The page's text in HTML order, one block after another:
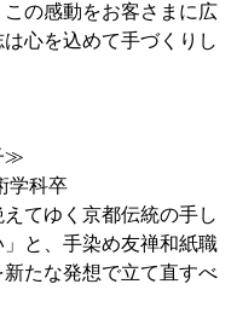
の感動をお客さまに広
心を込めて手づくりし
≫
学科卒
てゆく京都伝統の手し
と、手染め友禅和紙職
たな発想で立て直すべ